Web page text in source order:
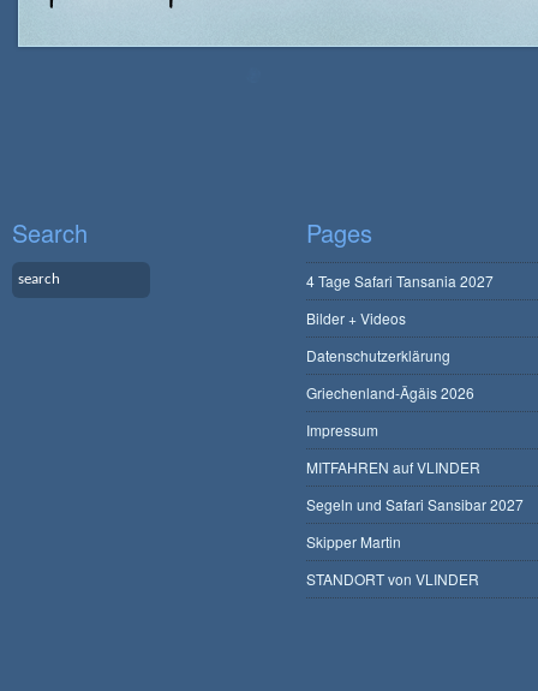
Search Pages
4 Tage Safari Tansania 2027
Bilder + Videos
Datenschutzerklärung
Griechenland-Ägäis 2026
Impressum
MITFAHREN auf VLINDER
Segeln und Safari Sansibar 2027
Skipper Martin
STANDORT von VLINDER